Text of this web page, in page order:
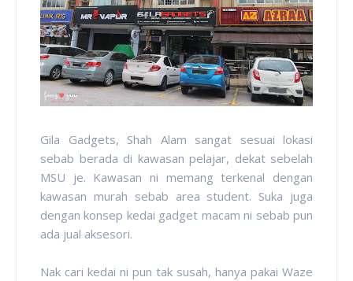
Gila Gadgets, Shah Alam sangat sesuai lokasi
sebab berada di kawasan pelajar, dekat sebelah
MSU je. Kawasan ni memang terkenal dengan
kawasan murah sebab area student. Suka juga
dengan konsep kedai gadget macam ni sebab pun
ada jual aksesori.
Nak cari kedai ni pun tak susah, hanya pakai Waze